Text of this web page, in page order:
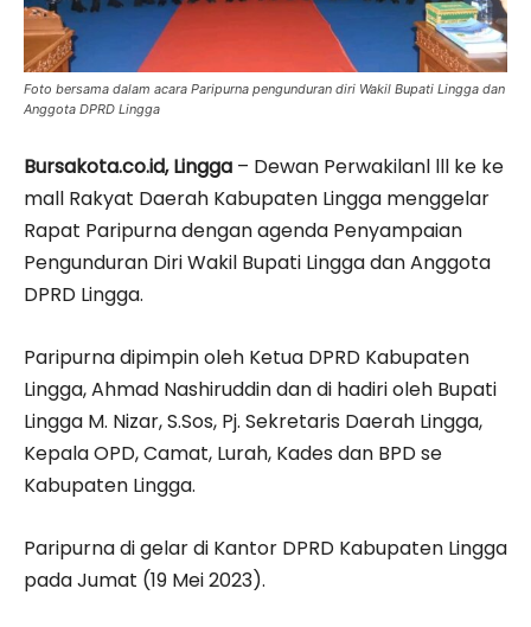
Foto bersama dalam acara Paripurna pengunduran diri Wakil Bupati Lingga dan
Anggota DPRD Lingga
Bursakota.co.id, Lingga – Dewan Perwakilanl lll ke ke
mall Rakyat Daerah Kabupaten Lingga menggelar
Rapat Paripurna dengan agenda Penyampaian
Pengunduran Diri Wakil Bupati Lingga dan Anggota
DPRD Lingga.
Paripurna dipimpin oleh Ketua DPRD Kabupaten
Lingga, Ahmad Nashiruddin dan di hadiri oleh Bupati
Lingga M. Nizar, S.Sos, Pj. Sekretaris Daerah Lingga,
Kepala OPD, Camat, Lurah, Kades dan BPD se
Kabupaten Lingga.
Paripurna di gelar di Kantor DPRD Kabupaten Lingga
pada Jumat (19 Mei 2023).